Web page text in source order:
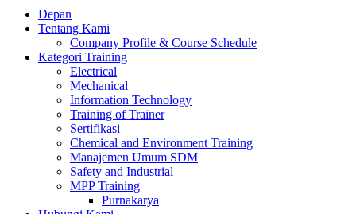
Depan
Tentang Kami
Company Profile & Course Schedule
Kategori Training
Electrical
Mechanical
Information Technology
Training of Trainer
Sertifikasi
Chemical and Environment Training
Manajemen Umum SDM
Safety and Industrial
MPP Training
Purnakarya